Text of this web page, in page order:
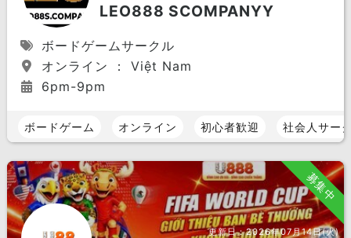
LEO888 SCOMPANYY
ボードゲームサークル
オンライン ： Việt Nam
6pm-9pm
ボードゲーム オンライン 初心者歓迎 社会人サー
募集中
更新日：2026年07月14日(火)